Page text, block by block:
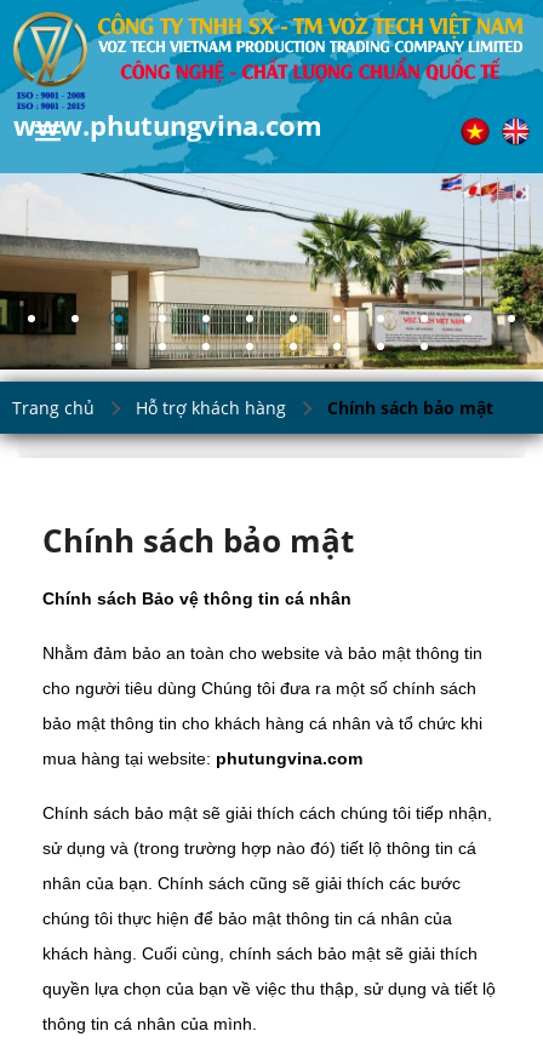
www.phutungvina.com
Trang chủ Hỗ trợ khách hàng Chính sách bảo mật
Chính sách bảo mật
Chính sách Bảo vệ thông tin cá nhân
Nhằm đảm bảo an toàn cho website và bảo mật thông tin
cho người tiêu dùng Chúng tôi đưa ra một số chính sách
bảo mật thông tin cho khách hàng cá nhân và tổ chức khi
mua hàng tại website: phutungvina.com
Chính sách bảo mật sẽ giải thích cách chúng tôi tiếp nhận,
sử dụng và (trong trường hợp nào đó) tiết lộ thông tin cá
nhân của bạn. Chính sách cũng sẽ giải thích các bước
chúng tôi thực hiện để bảo mật thông tin cá nhân của
khách hàng. Cuối cùng, chính sách bảo mật sẽ giải thích
quyền lựa chọn của bạn về việc thu thập, sử dụng và tiết lộ
thông tin cá nhân của mình.